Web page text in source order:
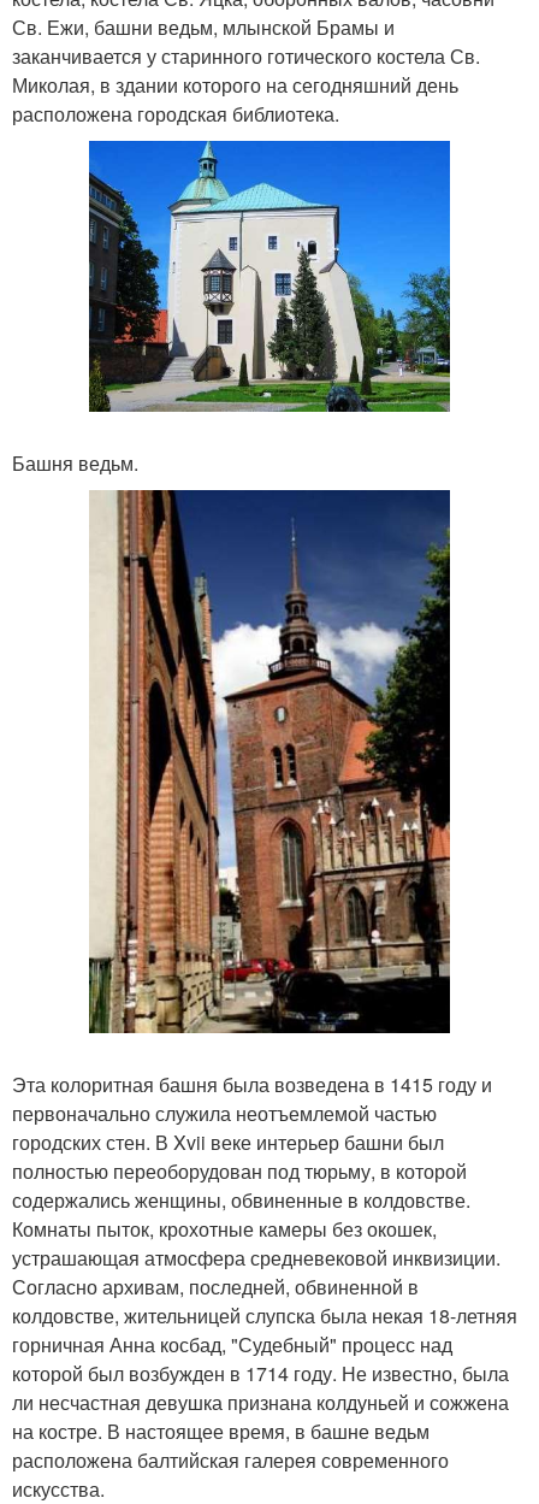
Св. Ежи, башни ведьм, млынской Брамы и
заканчивается у старинного готического костела Св.
Миколая, в здании которого на сегодняшний день
расположена городская библиотека.
Башня ведьм.
Эта колоритная башня была возведена в 1415 году и
первоначально служила неотъемлемой частью
городских стен. В Xvii веке интерьер башни был
полностью переоборудован под тюрьму, в которой
содержались женщины, обвиненные в колдовстве.
Комнаты пыток, крохотные камеры без окошек,
устрашающая атмосфера средневековой инквизиции.
Согласно архивам, последней, обвиненной в
колдовстве, жительницей слупска была некая 18-летняя
горничная Анна косбад, "Судебный" процесс над
которой был возбужден в 1714 году. Не известно, была
ли несчастная девушка признана колдуньей и сожжена
на костре. В настоящее время, в башне ведьм
расположена балтийская галерея современного
искусства.